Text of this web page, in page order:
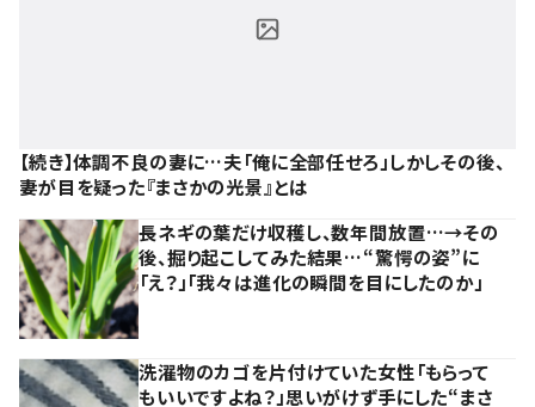
【続き】体調不良の妻に…夫「俺に全部任せろ」しかしその後、
妻が目を疑った『まさかの光景』とは
長ネギの葉だけ収穫し、数年間放置…→その
後、掘り起こしてみた結果…“驚愕の姿”に
「え？」「我々は進化の瞬間を目にしたのか」
洗濯物のカゴを片付けていた女性「もらって
もいいですよね？」思いがけず手にした“まさ